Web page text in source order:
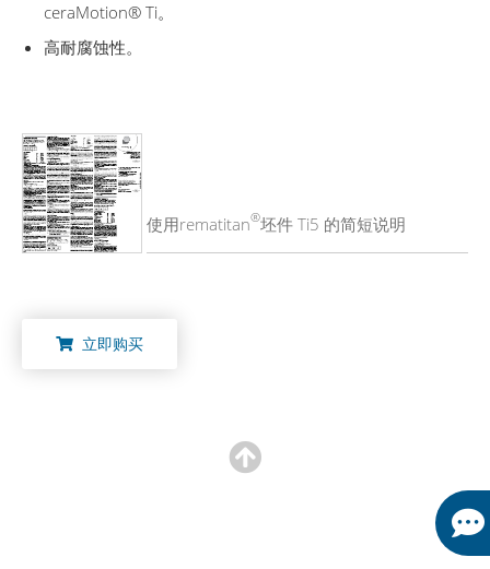
ceraMotion® Ti。
高耐腐蚀性。
使用rematitan®坯件 Ti5 的简短说明
立即购买